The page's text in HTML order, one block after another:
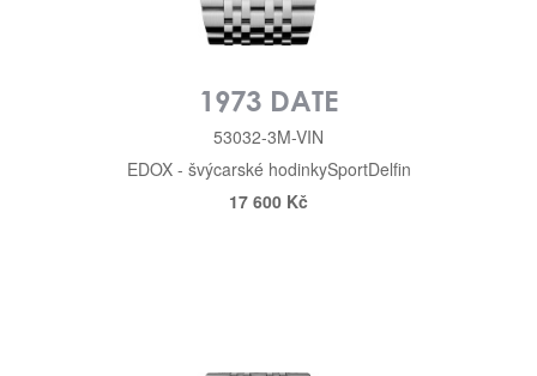
1973 DATE
53032-3M-VIN
EDOX - švýcarské hodinkySportDelfin
17 600 Kč